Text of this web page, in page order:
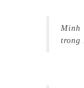
Minh
trong